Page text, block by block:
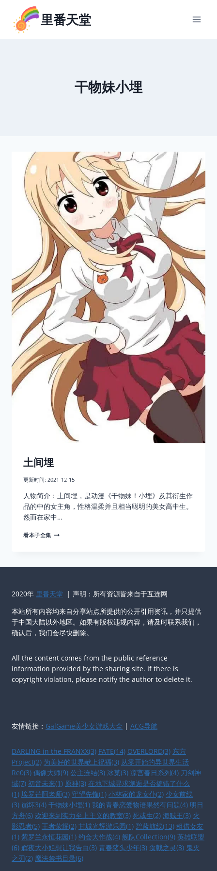
里番天堂
干物妹小埋
土间埋
更新时间: 2021-12-15
人物简介：土间埋，是动漫《干物妹！小埋》及其衍生作
品的中的女主角，性格温柔并且相当聪明的美女高中生。
然而在家中…
看本子全集 土
2020年 里番天堂 | 声明：所有资源皆来自于互连网
本站所有内容均来自分享站点所提供的公开引用资讯，并只提供
于中国大陆以外地区。如果有版权违规内容，请及时联系我们，
确认后，我们会尽快删除。
All the content comes from the public reference
information provided by the sharing site. If there is
copyright violation, please notify the author to delete it.
友情链接： GalGame美少女游戏大全 | ACG导航
DARLING in the FRANXX(3) FATE(14) OVERLORD(3) 东方
Project(2) 为美好的世界献上祝福(3) 从零开始的异世界生活
Re0(3) 偶像大师(9) 公主连结(3) 冰菓(3) 凉宫春日系列(4) 刀剑神
域(7) 初音未来(1) 原神(3) 在地下城寻求邂逅是否搞错了什么
(1) 埃罗芒阿老师(3) 守望先锋(1) 小林家的龙女仆(2) 少女前线
(3) 崩坏3(4) 干物妹小埋(1) 我的青春恋爱物语果然有问题(4) 明日
方舟(6) 欢迎来到实力至上主义的教室(3) 死或生(2) 海贼王(3) 火
影忍者(5) 王者荣耀(2) 甘城光辉游乐园(1) 碧蓝航线(13) 租借女友
(1) 紫罗兰永恒花园(1) 约会大作战(4) 舰队Collection(9) 英雄联盟
(6) 辉夜大小姐想让我告白(3) 青春猪头少年(3) 食戟之灵(3) 鬼灭
之刃(2) 魔法禁书目录(6)